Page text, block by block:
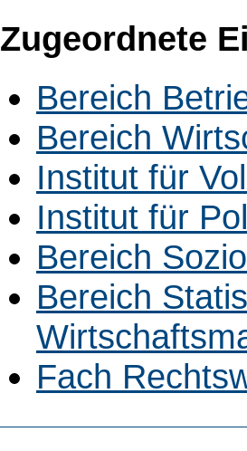
Zugeordnete
Bereich
Bereich
Institut für
Institut für
Bereich
Bereich
Fach